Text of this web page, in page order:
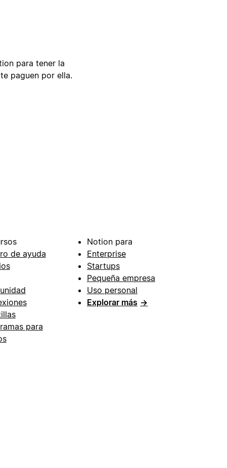
para tener la
paguen por ella.
de ayuda
para
Notion para
Enterprise
Startups
Pequeña empresa
Uso personal
Explorar más →